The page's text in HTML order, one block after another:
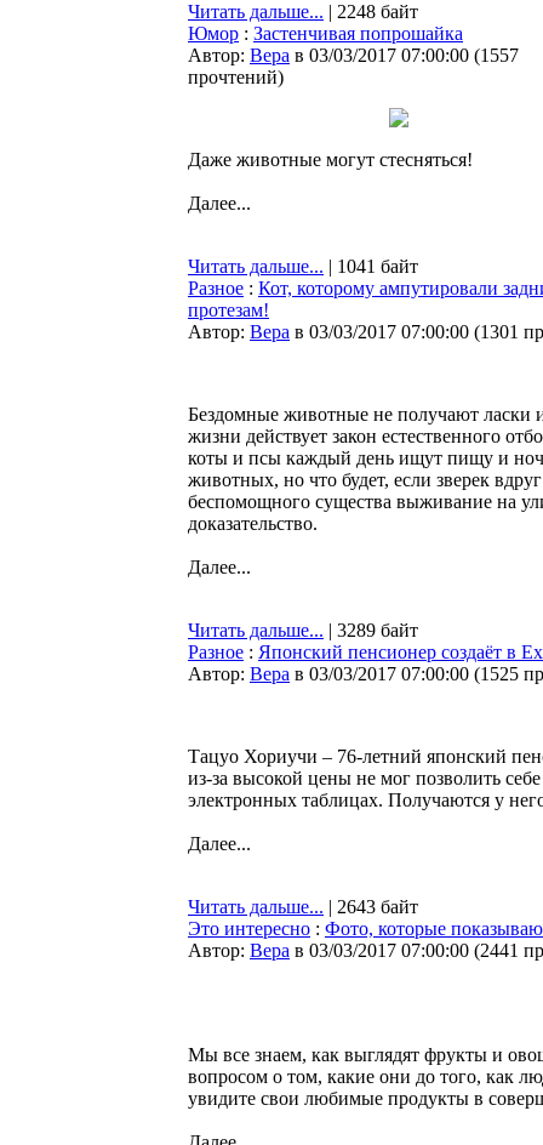
Читать дальше... | 2248 байт
Юмор : Застенчивая попрошайка
Автор: Bepa в 03/03/2017 07:00:00 (1557
прочтений)
Даже животные могут стесняться!
Далее...
Читать дальше... | 1041 байт
Разное : Кот, которому ампутировали
протезам!
Автор: Bepa в 03/03/2017 07:00:00 (1301
Бездомные животные не получают ласки
жизни действует закон естественного
коты и псы каждый день ищут пищу и
животных, но что будет, если зверек
беспомощного существа выживание на
доказательство.
Далее...
Читать дальше... | 3289 байт
Разное : Японский пенсионер создаёт в
Автор: Bepa в 03/03/2017 07:00:00 (1525
Тацуо Хориучи – 76-летний японский
из-за высокой цены не мог позволить
электронных таблицах. Получаются у
Далее...
Читать дальше... | 2643 байт
Это интересно : Фото, которые
Автор: Bepa в 03/03/2017 07:00:00 (2441
Мы все знаем, как выглядят фрукты и
вопросом о том, какие они до того, как
увидите свои любимые продукты в